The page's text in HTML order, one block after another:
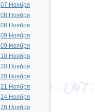
07 Ноября
08 Ноября
08 Ноября
09 Ноября
09 Ноября
10 Ноября
20 Ноября
20 Ноября
21 Ноября
24 Ноября
26 Ноября